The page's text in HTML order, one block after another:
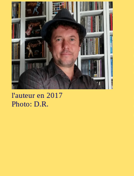
l'auteur en 2017
Photo: D.R.